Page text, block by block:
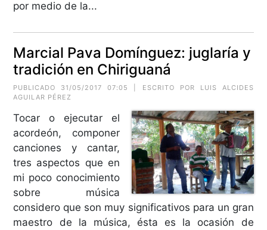
por medio de la...
Marcial Pava Domínguez: juglaría y
tradición en Chiriguaná
PUBLICADO 31/05/2017 07:05 | ESCRITO POR
LUIS ALCIDES
AGUILAR PÉREZ
Tocar o ejecutar el
acordeón, componer
canciones y cantar,
tres aspectos que en
mi poco conocimiento
sobre música
considero que son muy significativos para un gran
maestro de la música, ésta es la ocasión de